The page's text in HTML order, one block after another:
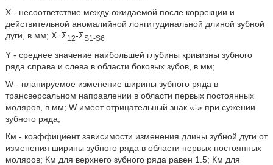
X - несоответствие между ожидаемой после коррекции и
действительной аномалийной лонгитудинальной длиной зубной
дуги, в мм; Х=Σ12-ΣS1-S6
Y - среднее значение наибольшей глубины кривизны зубного
ряда справа и слева в области боковых зубов, в мм;
W - планируемое изменение ширины зубного ряда в
трансверсальном направлении в области первых постоянных
моляров, в мм; W имеет отрицательный знак «-» при сужении
зубного ряда;
Км - коэффициент зависимости изменения длины зубной дуги от
изменения ширины зубного ряда в области первых постоянных
моляров; Км для верхнего зубного ряда равен 1.5; Км для